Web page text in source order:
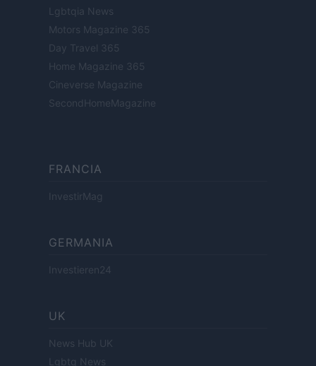
Lgbtqia News
Motors Magazine 365
Day Travel 365
Home Magazine 365
Cineverse Magazine
SecondHomeMagazine
FRANCIA
InvestirMag
GERMANIA
Investieren24
UK
News Hub UK
Lgbtq News